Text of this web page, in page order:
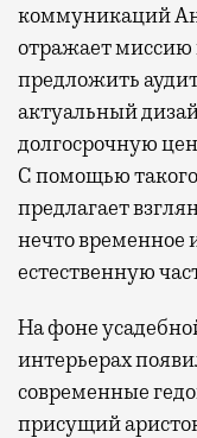
коммуникаций
отражает
предложить
актуальный
долгосрочную
С помощью
предлагает
нечто временное
естественную
На фоне
интерьерах
современные
присущий